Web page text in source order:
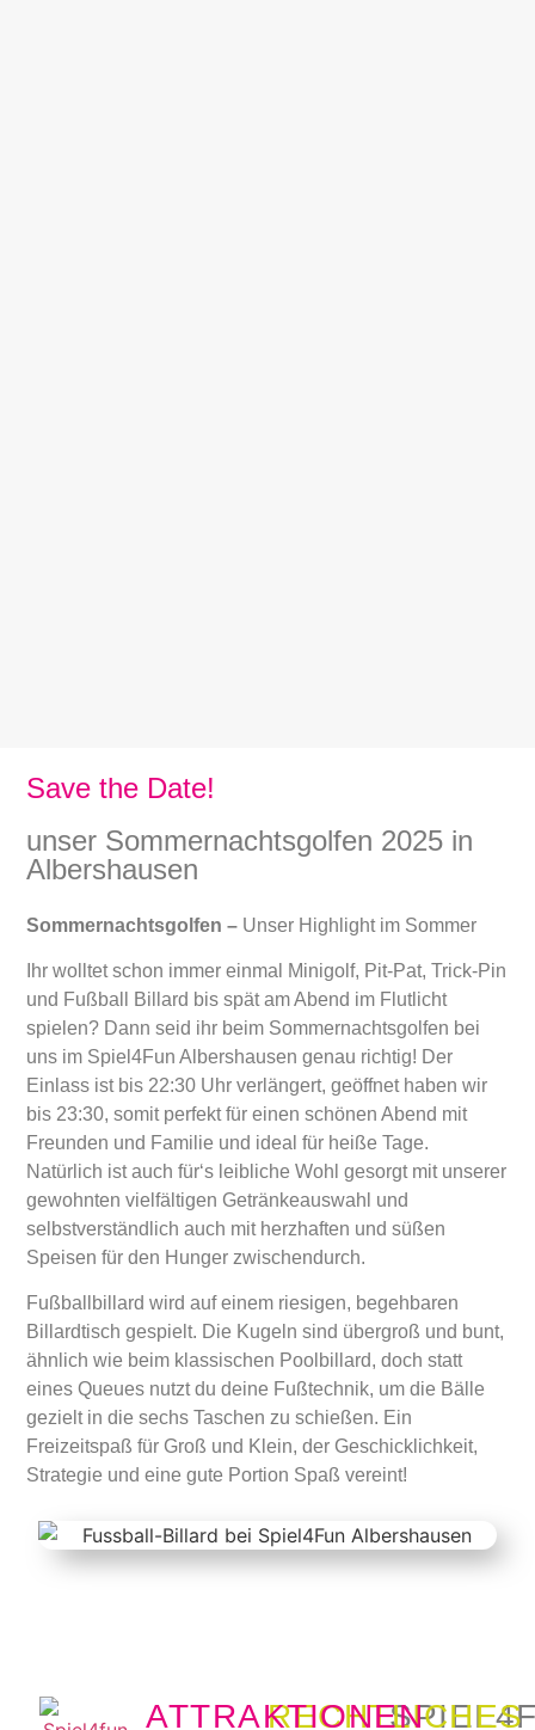
Save the Date!
unser Sommernachtsgolfen 2025 in
Albershausen
Sommernachtsgolfen – Unser Highlight im Sommer
Ihr wolltet schon immer einmal Minigolf, Pit-Pat, Trick-Pin
und Fußball Billard bis spät am Abend im Flutlicht
spielen? Dann seid ihr beim Sommernachtsgolfen bei
uns im Spiel4Fun Albershausen genau richtig! Der
Einlass ist bis 22:30 Uhr verlängert, geöffnet haben wir
bis 23:30, somit perfekt für einen schönen Abend mit
Freunden und Familie und ideal für heiße Tage.
Natürlich ist auch für‘s leibliche Wohl gesorgt mit unserer
gewohnten vielfältigen Getränkeauswahl und
selbstverständlich auch mit herzhaften und süßen
Speisen für den Hunger zwischendurch.
Fußballbillard wird auf einem riesigen, begehbaren
Billardtisch gespielt. Die Kugeln sind übergroß und bunt,
ähnlich wie beim klassischen Poolbillard, doch statt
eines Queues nutzt du deine Fußtechnik, um die Bälle
gezielt in die sechs Taschen zu schießen. Ein
Freizeitspaß für Groß und Klein, der Geschicklichkeit,
Strategie und eine gute Portion Spaß vereint!
RECHTLICHES
ATTRAKTIONEN